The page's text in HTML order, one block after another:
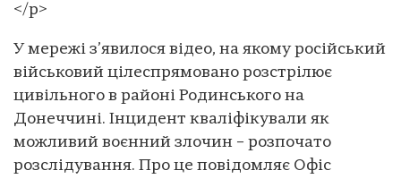
</p>
У мережі з’явилося відео, на якому російський
військовий цілеспрямовано розстрілює
цивільного в районі Родинського на
Донеччині. Інцидент кваліфікували як
можливий воєнний злочин – розпочато
розслідування. Про це повідомляє Офіс